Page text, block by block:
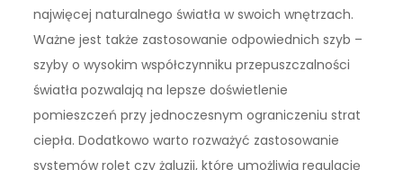
najwięcej naturalnego światła w swoich wnętrzach.
Ważne jest także zastosowanie odpowiednich szyb –
szyby o wysokim współczynniku przepuszczalności
światła pozwalają na lepsze doświetlenie
pomieszczeń przy jednoczesnym ograniczeniu strat
ciepła. Dodatkowo warto rozważyć zastosowanie
systemów rolet czy żaluzji, które umożliwią regulację